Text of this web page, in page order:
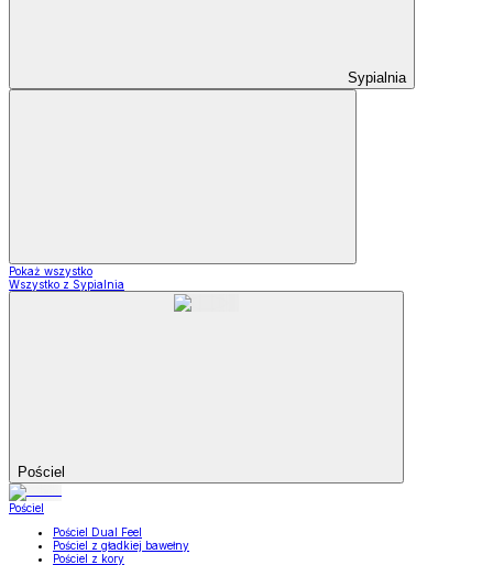
Sypialnia
Pokaż wszystko
Wszystko z Sypialnia
Pościel
Pościel
Pościel Dual Feel
Pościel z gładkiej bawełny
Pościel z kory